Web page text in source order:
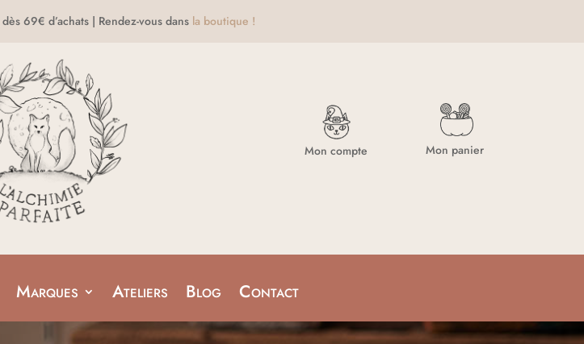
dès 69€ d’achats | Rendez-vous dans la boutique !
Mon compte Mon panier
Marques Ateliers Blog Contact